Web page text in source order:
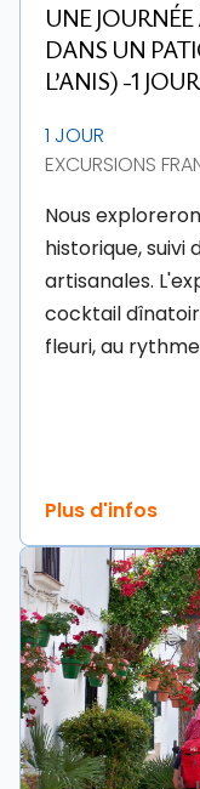
UNE
DANS UN
L’ANIS) -1
1 JOUR
EXCURSIONS
Nous
historique, suivi
artisanales.
cocktail
fleuri, au